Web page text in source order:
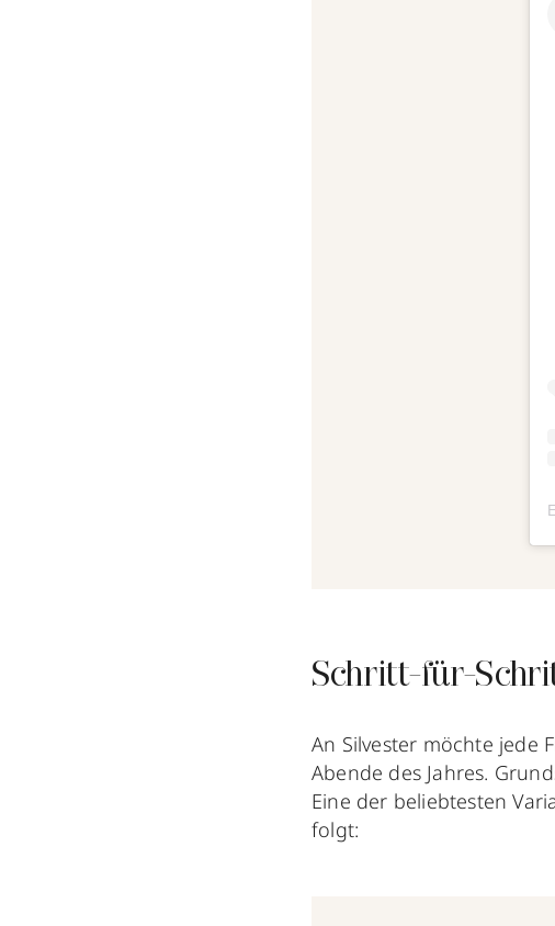
Schritt-für-
An Silvester möchte jede
Abende des Jahres.
Eine der beliebtesten
folgt: